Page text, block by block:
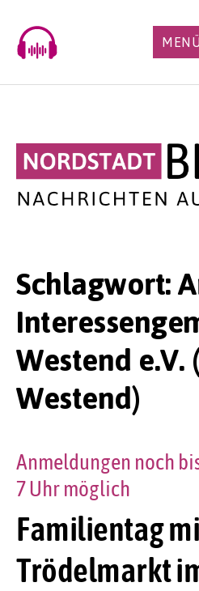
content
MENÜ
Schlagwort:
Westend e.V.
Westend)
Familientag
Trödelmarkt
Anmeldungen noch
7 Uhr möglich